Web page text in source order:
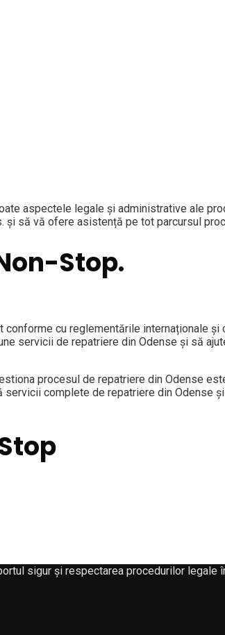
aspectele legale și administrative ale
să vă ofere asistență pe tot parcursul
Stop.
conforme cu reglementările internaționale
servicii de repatriere din Odense și să
procesul de repatriere din Odense
complete de repatriere din
sigur și respectarea procedurilor legale